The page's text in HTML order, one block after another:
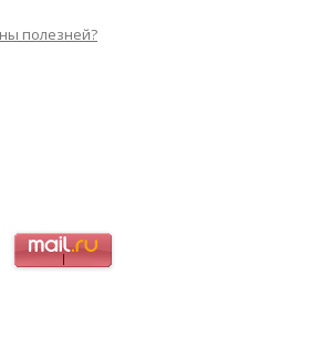
полезней?